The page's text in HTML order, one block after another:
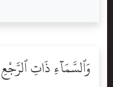
وَٱلسَّمَآءِ ذَاتِ ٱلرَّجْعِ